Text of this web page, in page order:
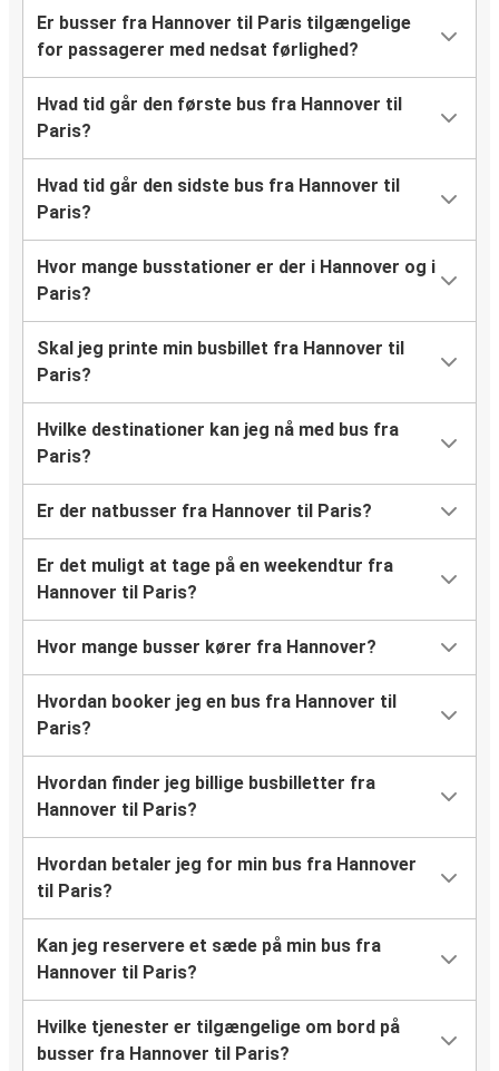
Er busser fra Hannover til Paris tilgængelige
for passagerer med nedsat førlighed?
Hvad tid går den første bus fra Hannover til
Paris?
Hvad tid går den sidste bus fra Hannover til
Paris?
Hvor mange busstationer er der i Hannover og i
Paris?
Skal jeg printe min busbillet fra Hannover til
Paris?
Hvilke destinationer kan jeg nå med bus fra
Paris?
Er der natbusser fra Hannover til Paris?
Er det muligt at tage på en weekendtur fra
Hannover til Paris?
Hvor mange busser kører fra Hannover?
Hvordan booker jeg en bus fra Hannover til
Paris?
Hvordan finder jeg billige busbilletter fra
Hannover til Paris?
Hvordan betaler jeg for min bus fra Hannover
til Paris?
Kan jeg reservere et sæde på min bus fra
Hannover til Paris?
Hvilke tjenester er tilgængelige om bord på
busser fra Hannover til Paris?